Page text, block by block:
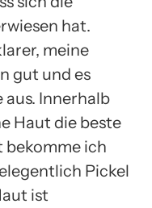
hat.
meine
gut und es
aus. Innerhalb
Haut die beste
bekomme ich
Pickel
ist